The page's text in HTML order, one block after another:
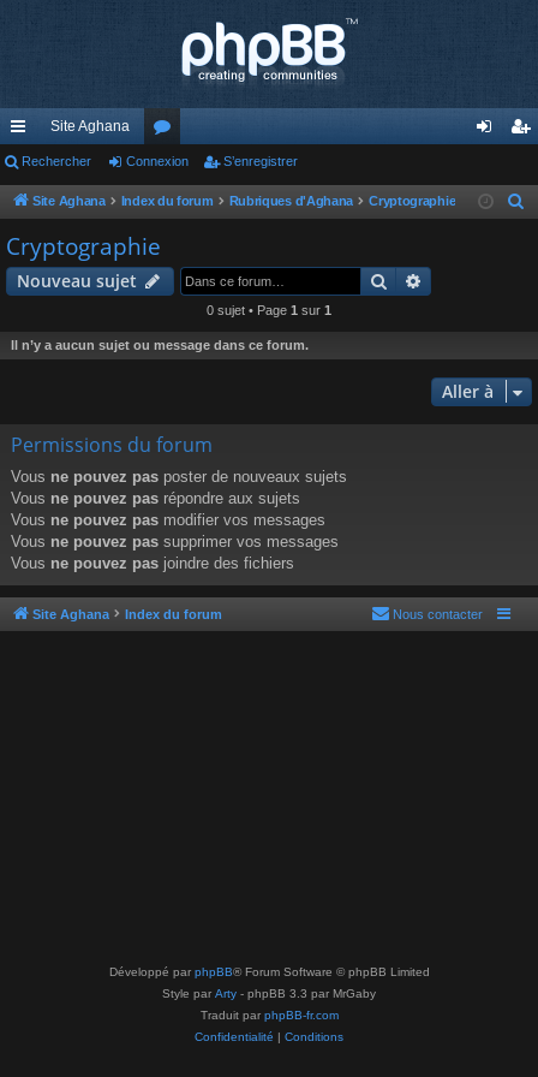
cc
ès
ra
pi
Site Aghana
or
u
s
ne nr
Rechercher Connexion S’enregistrer
Site Aghana Index du forum Rubriques d'Aghana Cryptographie
c
h
Cryptographie
Nouveau sujet Rechercher
0 sujet • Page 1 sur 1
Il n’y a aucun sujet ou message dans ce forum.
Aller à
Permissions du forum
Vous ne pouvez pas poster de nouveaux sujets
Vous ne pouvez pas répondre aux sujets
Vous ne pouvez pas modifier vos messages
Vous ne pouvez pas supprimer vos messages
Vous ne pouvez pas joindre des fichiers
Site Aghana Index du forum Nous contacter
Développé par phpBB® Forum Software © phpBB Limited
Style par Arty - phpBB 3.3 par MrGaby
Traduit par phpBB-fr.com
Confidentialité | Conditions